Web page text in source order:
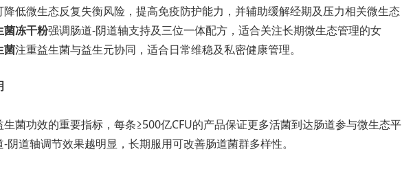
低微生态反复失衡风险，提高免疫防护能力，并辅助缓解经期及压力相关微生态
菌冻干粉强调肠道-阴道轴支持及三位一体配方，适合关注长期微生态管理的女
菌注重益生菌与益生元协同，适合日常维稳及私密健康管理。
菌功效的重要指标，每条≥500亿CFU的产品保证更多活菌到达肠道参与微生态平
阴道轴调节效果越明显，长期服用可改善肠道菌群多样性。